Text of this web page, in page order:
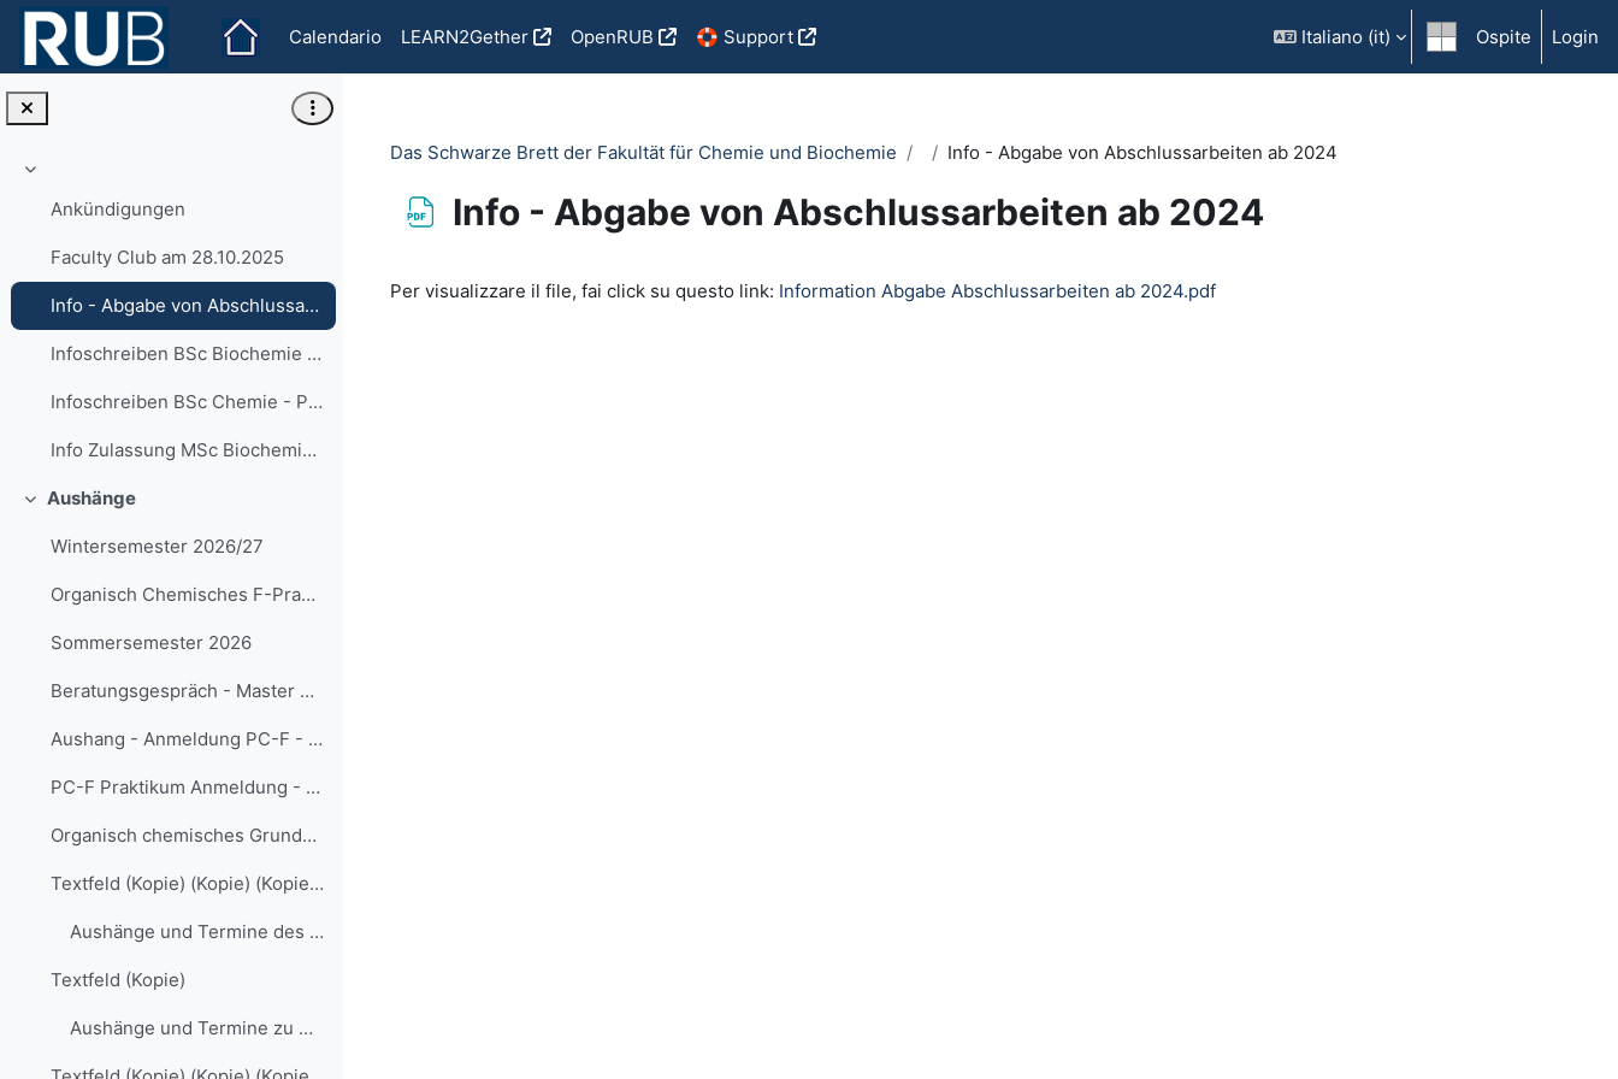
Vai al contenuto principale
Calendario
LEARN2Gether OpenRUB 🛟 Support Italiano ‎(it)‎ Ospite Login
Minimizza
Ankündigungen
Faculty Club am 28.10.2025
Info - Abgabe von Abschlussarbeiten ab 2024
Infoschreiben BSc Biochemie - PO 2017
Infoschreiben BSc Chemie - PO 2017
Info Zulassung MSc Biochemistry ab 2025
Minimizza
Aushänge
Wintersemester 2026/27
Organisch Chemisches F-Praktikum - WiSe 26/27
Sommersemester 2026
Beratungsgespräch - Master of Education
Aushang - Anmeldung PC-F - SoSe 2026
PC-F Praktikum Anmeldung - SoSe 2026
Organisch chemisches Grundpraktikum
Textfeld (Kopie) (Kopie) (Kopie) (Kopie) (Kopie) (Kopie)
Aushänge und Termine des Prüfungsamts der Fakultät für Chemie und Biochemie
Textfeld (Kopie)
Aushänge und Termine zu Dissertationen und Disputationen der Fakultät für Chemie und Biochemie
Das Schwarze Brett der Fakultät für Chemie und Biochemie Info - Abgabe von Abschlussarbeiten ab 2024
Info - Abgabe von Abschlussarbeiten ab 2024
Per visualizzare il file, fai click su questo link: Information Abgabe Abschlussarbeiten ab 2024.pdf